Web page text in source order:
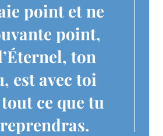
point et ne
point,
ton
est avec toi
ce que tu